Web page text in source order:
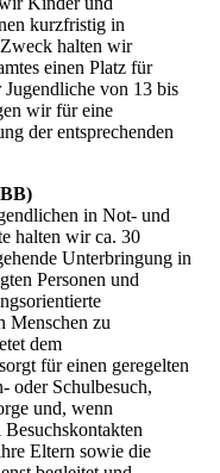
kurzfristig in
halten wir
einen Platz für
von 13 bis
wir für eine
der entsprechenden
in Not- und
halten wir ca. 30
Unterbringung in
Personen und
Menschen zu
dem
für einen geregelten
oder Schulbesuch,
und, wenn
Eltern sowie die